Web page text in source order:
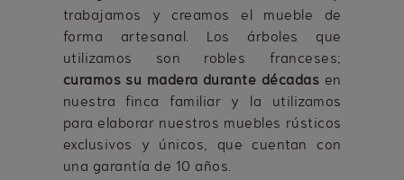
trabajamos y creamos el mueble de
forma artesanal. Los árboles que
utilizamos son robles franceses;
curamos su madera durante décadas en
nuestra finca familiar y la utilizamos
para elaborar nuestros muebles rústicos
exclusivos y únicos, que cuentan con
una garantía de 10 años.